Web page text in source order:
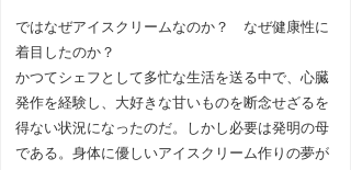
ではなぜアイスクリームなのか？ なぜ健康性に
着目したのか？
かつてシェフとして多忙な生活を送る中で、心臓
発作を経験し、大好きな甘いものを断念せざるを
得ない状況になったのだ。しかし必要は発明の母
である。身体に優しいアイスクリーム作りの夢が